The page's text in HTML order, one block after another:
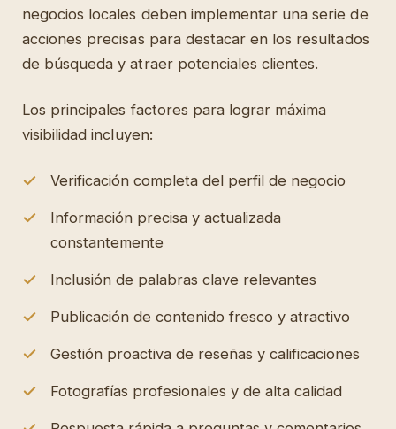
negocios locales deben implementar una serie de
acciones precisas para destacar en los resultados
de búsqueda y atraer potenciales clientes.
Los principales factores para lograr máxima
visibilidad incluyen:
Verificación completa del perfil de negocio
Información precisa y actualizada
constantemente
Inclusión de palabras clave relevantes
Publicación de contenido fresco y atractivo
Gestión proactiva de reseñas y calificaciones
Fotografías profesionales y de alta calidad